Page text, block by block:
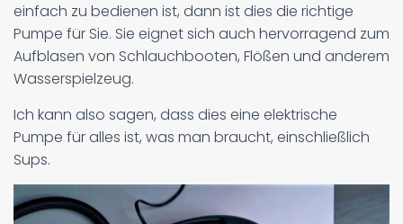
einfach zu bedienen ist, dann ist dies die richtige
Pumpe für Sie. Sie eignet sich auch hervorragend zum
Aufblasen von Schlauchbooten, Flößen und anderem
Wasserspielzeug.
Ich kann also sagen, dass dies eine elektrische
Pumpe für alles ist, was man braucht, einschließlich
Sups.